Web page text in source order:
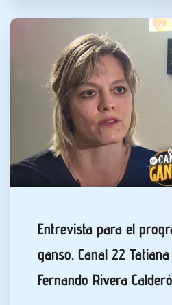
Entrevista para el
ganso. Canal 22
Fernando Rivera